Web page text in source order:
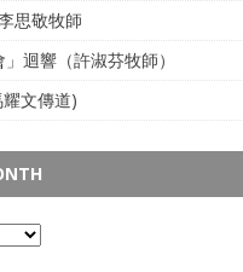
思敬牧師
迴響（許淑芬牧師）
文傳道)